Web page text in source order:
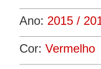
Ano: 2015 /
Cor: Vermelho